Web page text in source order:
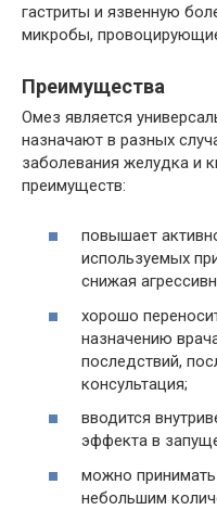
гастриты и язвенную
микробы,
Преимущества
Омез является
назначают в разных
заболевания желудка и
преимуществ:
повышает
используемых
снижая
хорошо
назначению
последствий,
консультация;
вводится
эффекта в
можно
небольшим